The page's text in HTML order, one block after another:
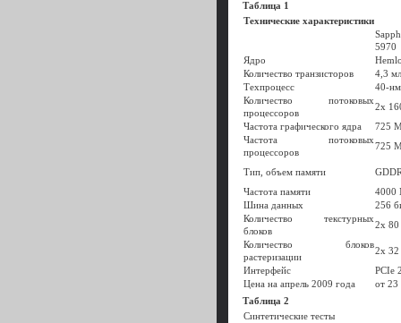
Таблица 1
Технические характеристики
5970
Ядро
Количество транзисторов
4,3
Техпроцесс
40-нм
Количество потоковых
процессоров
2х
Частота графического ядра
725
Частота потоковых
процессоров
725
Тип, объем памяти
Частота памяти
4000
Шина данных
256
Количество текстурных
блоков
2х 80
Количество блоков
растеризации
2х 32
Интерфейс
PCIe
Цена на апрель 2009 года
от 23
Таблица 2
Синтетические тесты